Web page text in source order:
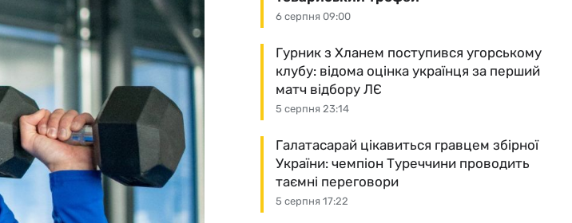
6 серпня 09:00
5 серпня 23:14
Гурник з Хланем поступився угорському
клубу: відома оцінка українця за перший
матч відбору ЛЄ
5 серпня 17:22
Галатасарай цікавиться гравцем збірної
України: чемпіон Туреччини проводить
таємні переговори